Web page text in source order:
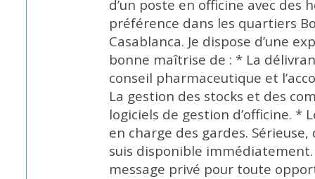
d’un poste en officine avec des
préférence dans les quartiers
Casablanca. Je dispose d’une
bonne maîtrise de : * La
conseil pharmaceutique et
La gestion des stocks et des
logiciels de gestion d’officine. *
en charge des gardes.
suis disponible
message privé pour toute